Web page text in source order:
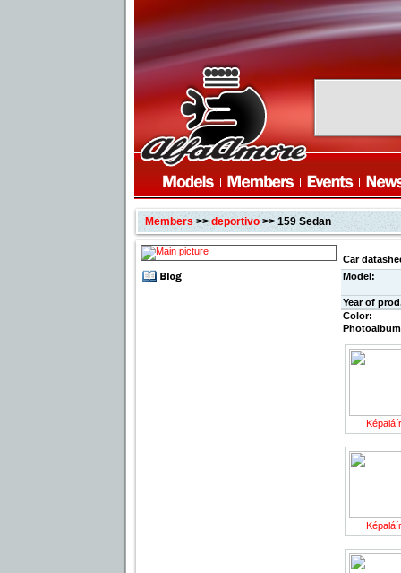
Members>> deportivo>> 159 Sedan
Car
Model:
Year of
Color:
Photoalbum